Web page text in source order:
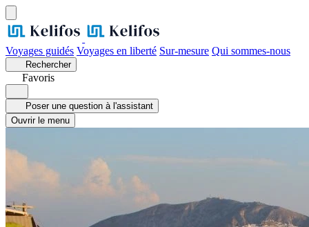
Voyages guidés Voyages en liberté Sur-mesure Qui sommes-nous
Rechercher
Favoris
Poser une question à l'assistant
Ouvrir le menu